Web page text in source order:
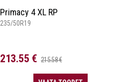
Primacy 4 XL RP
235/50R19
213.55 € 215.58 €